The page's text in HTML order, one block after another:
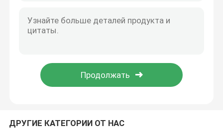
Алюминиевая сень тента
Алюминиевый сарай автостоянки
ДРУГИЕ КАТЕГОРИИ ОТ НАС